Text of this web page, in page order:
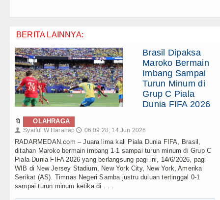
BERITA LAINNYA:
Brasil Dipaksa
Maroko Bermain
Imbang Sampai
Turun Minum di
Grup C Piala
Dunia FIFA 2026
🔖 OLAHRAGA
👤 Syaiful W Harahap 🕔 06:09:28, 14 Jun 2026
RADARMEDAN.com – Juara lima kali Piala Dunia FIFA, Brasil,
ditahan Maroko bermain imbang 1-1 sampai turun minum di Grup C
Piala Dunia FIFA 2026 yang berlangsung pagi ini, 14/6/2026, pagi
WIB di New Jersey Stadium, New York City, New York, Amerika
Serikat (AS). Timnas Negeri Samba justru duluan tertinggal 0-1
sampai turun minum ketika di . . .